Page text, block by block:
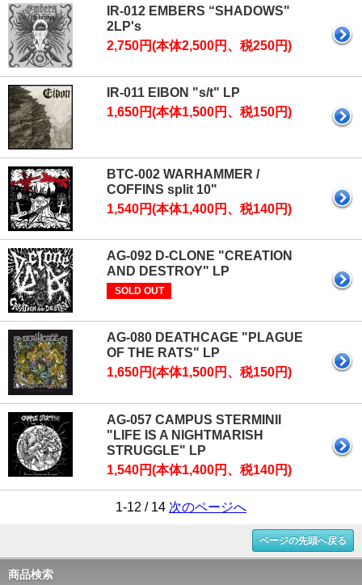
IR-012 EMBERS “SHADOWS"
2LP's
2,750円(本体2,500円、税250円)
IR-011 EIBON "s/t" LP
1,650円(本体1,500円、税150円)
BTC-002 WARHAMMER /
COFFINS split 10"
1,540円(本体1,400円、税140円)
AG-092 D-CLONE "CREATION
AND DESTROY" LP
SOLD OUT
AG-080 DEATHCAGE "PLAGUE
OF THE RATS" LP
1,650円(本体1,500円、税150円)
AG-057 CAMPUS STERMINII
"LIFE IS A NIGHTMARISH
STRUGGLE" LP
1,540円(本体1,400円、税140円)
1-12 / 14 次のページへ
ページの先頭へ戻る
商品検索